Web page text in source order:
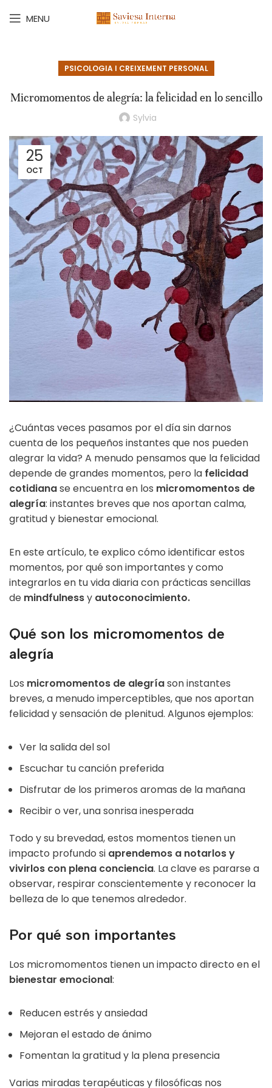
MENU
PSICOLOGIA I CREIXEMENT PERSONAL
Micromomentos de alegría: la felicidad en lo sencillo
Sylvia
25
OCT
¿Cuántas veces pasamos por el día sin darnos
cuenta de los pequeños instantes que nos pueden
alegrar la vida? A menudo pensamos que la felicidad
depende de grandes momentos, pero la felicidad
cotidianase encuentra en los micromomentos de
alegría: instantes breves que nos aportan calma,
gratitud y bienestar emocional.
En este artículo, te explico cómo identificar estos
momentos, por qué son importantes y como
integrarlos en tu vida diaria con prácticas sencillas
de mindfulnessy autoconocimiento.
Qué son los micromomentos de
alegría
Los micromomentos de alegríason instantes
breves, a menudo imperceptibles, que nos aportan
felicidad y sensación de plenitud. Algunos ejemplos:
Ver la salida del sol
Escuchar tu canción preferida
Disfrutar de los primeros aromas de la mañana
Recibir o ver, una sonrisa inesperada
Todo y su brevedad, estos momentos tienen un
impacto profundo si aprendemos a notarlos y
vivirlos con plena conciencia. La clave es pararse a
observar, respirar conscientemente y reconocer la
belleza de lo que tenemos alrededor.
Por qué son importantes
Los micromomentos tienen un impacto directo en el
bienestar emocional:
Reducen estrés y ansiedad
Mejoran el estado de ánimo
Fomentan la gratitud y la plena presencia
Varias miradas terapéuticas y filosóficas nos